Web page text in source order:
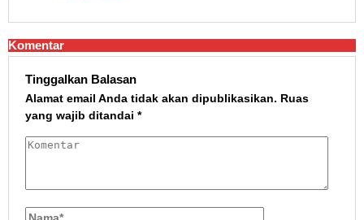
Komentar
Tinggalkan Balasan
Alamat email Anda tidak akan dipublikasikan. Ruas
yang wajib ditandai *